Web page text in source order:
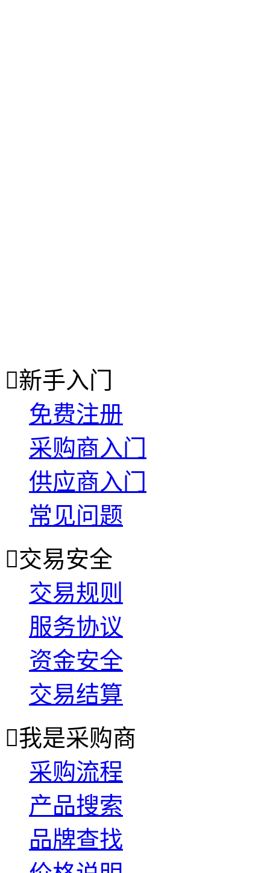
新手入门
免费注册
采购商入门
供应商入门
常见问题
交易安全
交易规则
服务协议
资金安全
交易结算
我是采购商
采购流程
产品搜索
品牌查找